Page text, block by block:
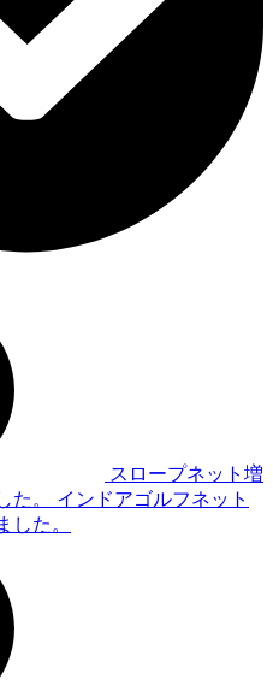
スロープネット増
た。
インドアゴルフネット
した。